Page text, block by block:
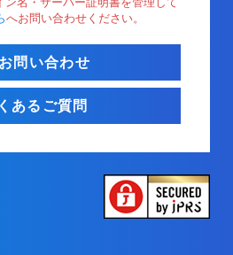
へお問い合わせください。
お問い合わせ
あるご質問